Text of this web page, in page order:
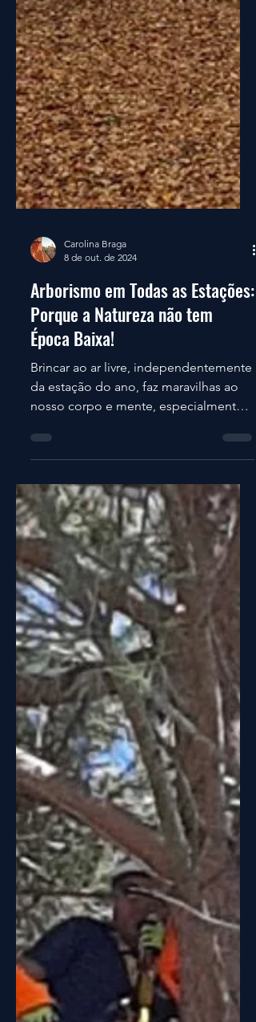
Carolina Braga
Arborismo em Todas as Estações:
Porque a Natureza não tem
Época Baixa!
Brincar ao ar livre, independentemente
da estação do ano, faz maravilhas ao